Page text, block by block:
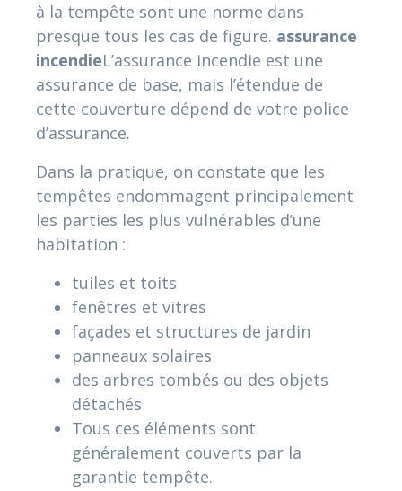
à la tempête sont une norme dans
presque tous les cas de figure. assurance
incendieL’assurance incendie est une
assurance de base, mais l’étendue de
cette couverture dépend de votre police
d’assurance.
Dans la pratique, on constate que les
tempêtes endommagent principalement
les parties les plus vulnérables d’une
habitation :
tuiles et toits
fenêtres et vitres
façades et structures de jardin
panneaux solaires
des arbres tombés ou des objets
détachés
Tous ces éléments sont
généralement couverts par la
garantie tempête.